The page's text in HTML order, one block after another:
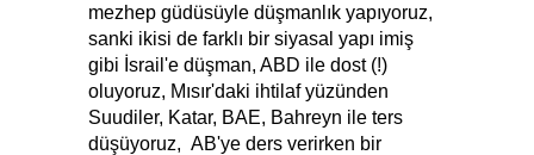
mezhep güdüsüyle düşmanlık yapıyoruz,
sanki ikisi de farklı bir siyasal yapı imiş
gibi İsrail'e düşman, ABD ile dost (!)
oluyoruz, Mısır'daki ihtilaf yüzünden
Suudiler, Katar, BAE, Bahreyn ile ters
düşüyoruz, AB'ye ders verirken bir